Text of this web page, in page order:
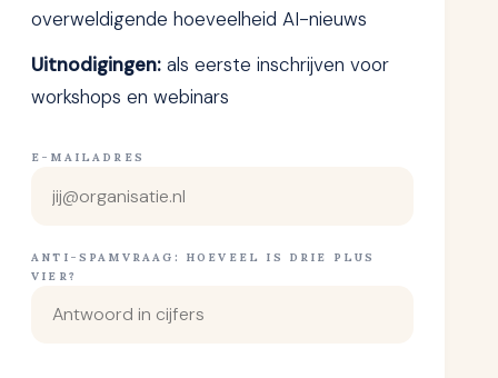
overweldigende hoeveelheid AI-nieuws
Uitnodigingen: als eerste inschrijven voor
workshops en webinars
E-MAILADRES
ANTI-SPAMVRAAG: HOEVEEL IS DRIE PLUS
VIER?